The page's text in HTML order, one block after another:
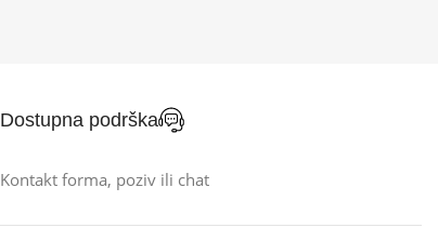
Dostupna podrška
Kontakt forma, poziv ili chat